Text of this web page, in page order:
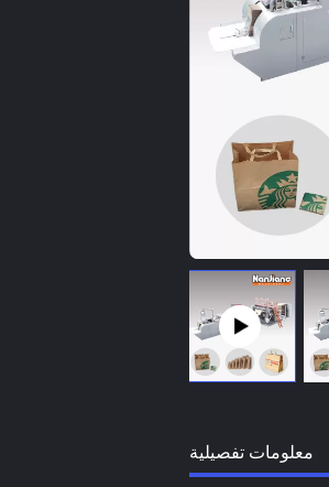
معلومات تفصيلية